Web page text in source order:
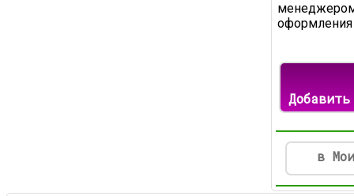
оформления
в